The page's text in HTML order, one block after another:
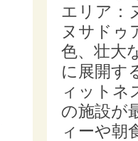
エリア：
ヌサドゥ
色、壮大
に展開す
ィットネ
の施設が
ィーや朝